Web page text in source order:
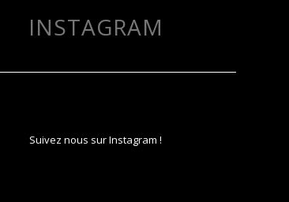
INSTAGRAM
Suivez nous sur Instagram !